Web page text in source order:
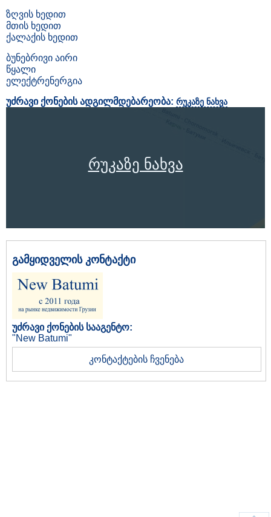
ზღვის ხედით
მთის ხედით
ქალაქის ხედით
ბუნებრივი აირი
წყალი
ელექტრენერგია
უძრავი ქონების ადგილმდებარეობა: რუკაზე ნახვა
რუკაზე ნახვა
გამყიდველის კონტაქტი
უძრავი ქონების სააგენტო:
"New Batumi"
კონტაქტების ჩვენება